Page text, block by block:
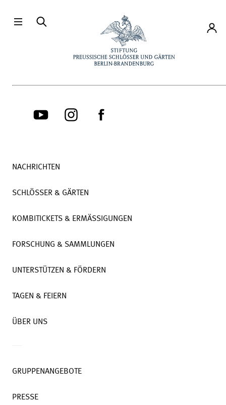
Konto
NACHRICHTEN
SCHLÖSSER & GÄRTEN
KOMBITICKETS & ERMÄSSIGUNGEN
FORSCHUNG & SAMMLUNGEN
UNTERSTÜTZEN & FÖRDERN
TAGEN & FEIERN
ÜBER UNS
GRUPPENANGEBOTE
PRESSE